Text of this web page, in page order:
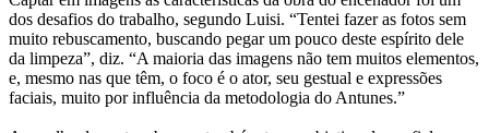
dos desafios do trabalho, segundo Luisi. “Tentei fazer as fotos sem
muito rebuscamento, buscando pegar um pouco deste espírito dele
da limpeza”, diz. “A maioria das imagens não tem muitos elementos,
e, mesmo nas que têm, o foco é o ator, seu gestual e expressões
faciais, muito por influência da metodologia do Antunes.”